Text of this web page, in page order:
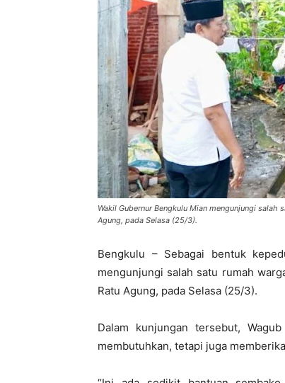
Wakil Gubernur Bengkulu Mian mengunjungi salah
Agung, pada Selasa (25/3).
Bengkulu – Sebagai bentuk
mengunjungi salah satu rumah
Ratu Agung, pada Selasa (25/3).
Dalam kunjungan tersebut,
membutuhkan, tetapi juga